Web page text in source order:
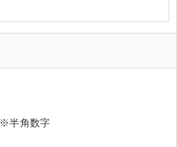
※半角数字